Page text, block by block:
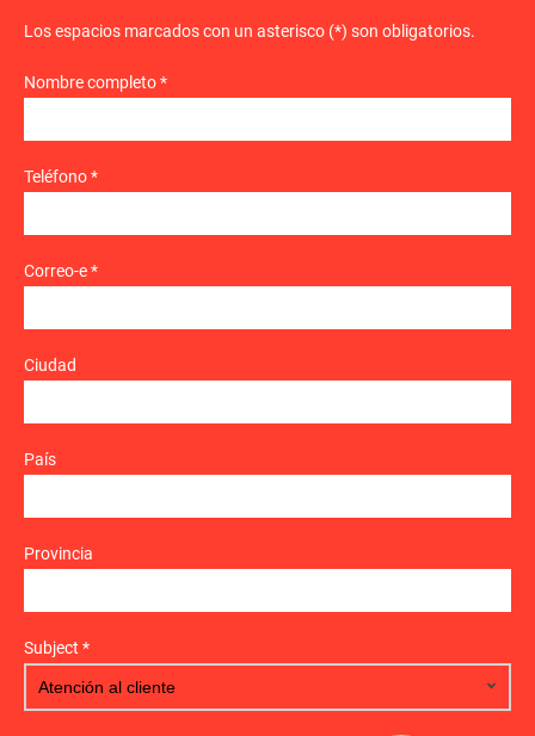
Los espacios marcados con un asterisco (*) son obligatorios.
Nombre completo *
Teléfono *
Correo-e *
Ciudad
País
Provincia
Subject *